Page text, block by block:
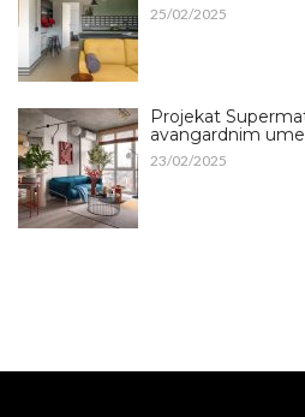
25/02/2025
Projekat
avangardnim
23/02/2025